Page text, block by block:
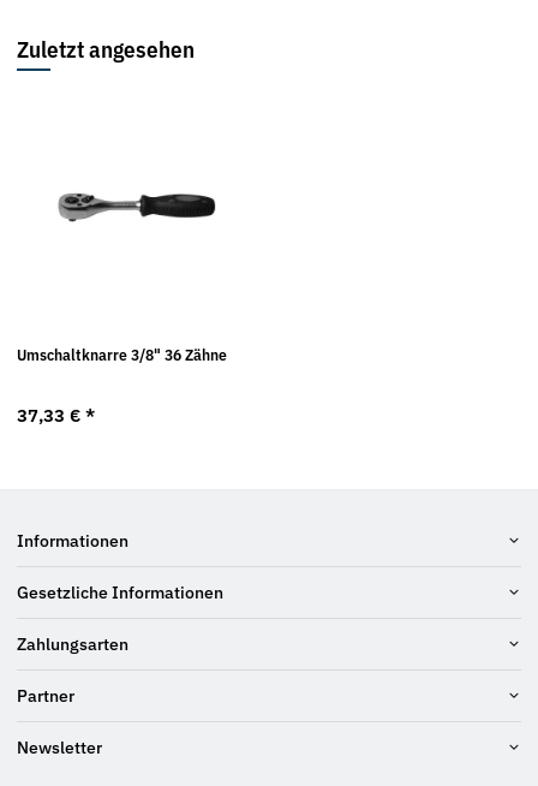
Zuletzt angesehen
Umschaltknarre 3/8" 36 Zähne
37,33 € *
Informationen
Gesetzliche Informationen
Zahlungsarten
Partner
Newsletter